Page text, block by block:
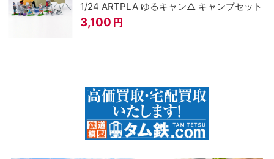
1/24 ARTPLA ゆるキャン△ キャンプセット
3,100 円